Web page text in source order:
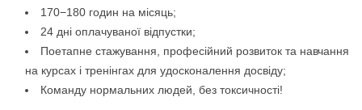
170−180 годин на місяць;
24 дні оплачуваної відпустки;
Поетапне стажування, професійний розвиток та навчання
на курсах і тренінгах для удосконалення досвіду;
Команду нормальних людей, без токсичності!